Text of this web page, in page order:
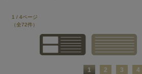
1 / 4ページ
（全72件）
1 2 3 4